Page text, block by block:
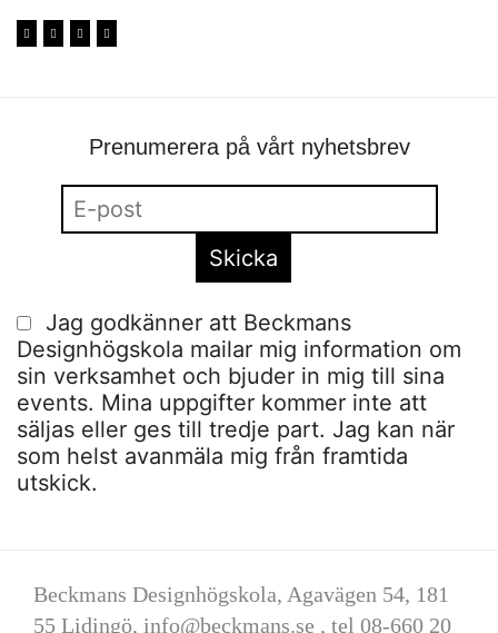
Prenumerera på vårt nyhetsbrev
Jag godkänner att Beckmans
Designhögskola mailar mig information om
sin verksamhet och bjuder in mig till sina
events. Mina uppgifter kommer inte att
säljas eller ges till tredje part. Jag kan när
som helst avanmäla mig från framtida
utskick.
Beckmans Designhögskola, Agavägen 54, 181
55 Lidingö, info@beckmans.se , tel 08-660 20